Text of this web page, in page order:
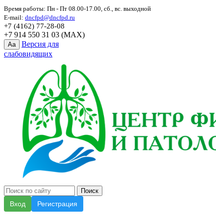
Время работы: Пн - Пт 08.00-17.00, сб., вс. выходной
E-mail: dncfpd@dncfpd.ru
+7 (4162) 77-28-08
+7 914 550 31 03 (MAX)
Aa
Версия для
слабовидящих
Вход Регистрация